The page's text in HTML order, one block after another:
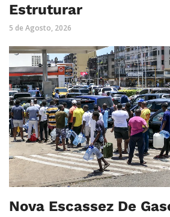
Estruturar
5 de Agosto, 2026
Nova Escassez De